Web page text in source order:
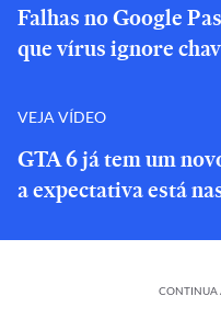
Falhas no Google
que vírus ignore
VEJA VÍDEO
GTA 6 já tem um
a expectativa está
CONTINUA